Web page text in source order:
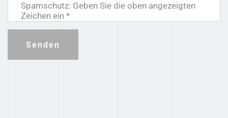
Spamschutz: Geben Sie die oben angezeigten
Zeichen ein *
Senden